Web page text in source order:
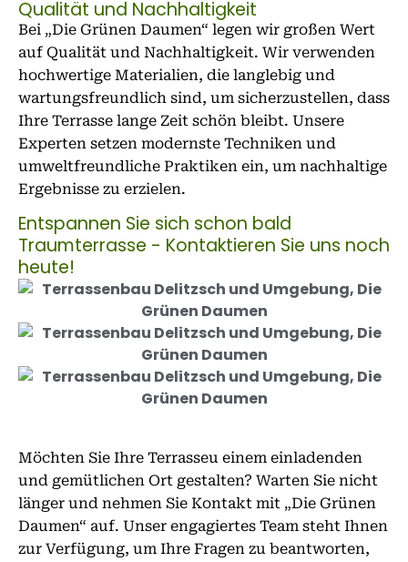
Qualität und Nachhaltigkeit
Bei „Die Grünen Daumen“ legen wir großen Wert
auf Qualität und Nachhaltigkeit. Wir verwenden
hochwertige Materialien, die langlebig und
wartungsfreundlich sind, um sicherzustellen, dass
Ihre Terrasse lange Zeit schön bleibt. Unsere
Experten setzen modernste Techniken und
umweltfreundliche Praktiken ein, um nachhaltige
Ergebnisse zu erzielen.
Entspannen Sie sich schon bald
Traumterrasse - Kontaktieren Sie uns noch
heute!
Möchten Sie Ihre Terrasseu einem einladenden
und gemütlichen Ort gestalten? Warten Sie nicht
länger und nehmen Sie Kontakt mit „Die Grünen
Daumen“ auf. Unser engagiertes Team steht Ihnen
zur Verfügung, um Ihre Fragen zu beantworten,